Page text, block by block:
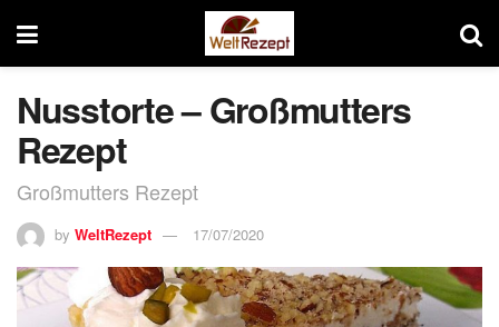
Nusstorte – Großmutters
Rezept
Großmutters Rezept
by WeltRezept 17/07/2020